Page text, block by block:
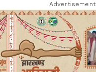
Advertisement